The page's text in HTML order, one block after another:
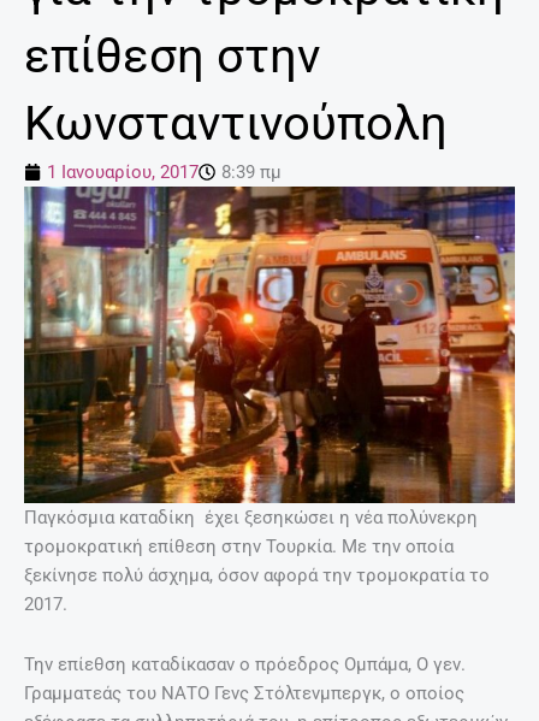
επίθεση στην
Κωνσταντινούπολη
1 Ιανουαρίου, 2017 8:39 πμ
Παγκόσμια καταδίκη έχει ξεσηκώσει η νέα πολύνεκρη
τρομοκρατική επίθεση στην Τουρκία. Με την οποία
ξεκίνησε πολύ άσχημα, όσον αφορά την τρομοκρατία το
2017.
Την επίεθση καταδίκασαν ο πρόεδρος Ομπάμα, Ο γεν.
Γραμματεάς του ΝΑΤΟ Γενς Στόλτενμπεργκ, ο οποίος